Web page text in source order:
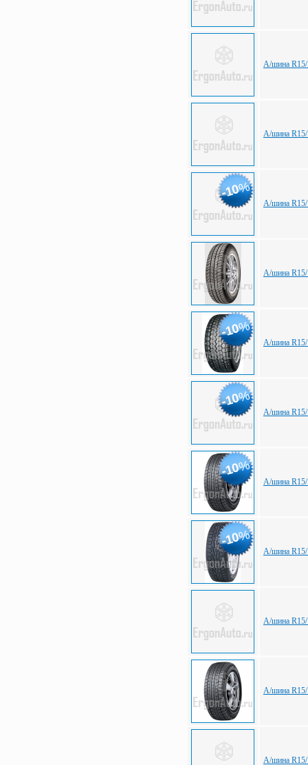
А/шина
А/шина R15/
-10%
А/шина R15/
А/шина R15/
-10%
А/шина R15/
-10%
А/шина R15/
-10%
А/шина
-10%
А/шина R15/
А/шина
А/шина
А/шина R15/